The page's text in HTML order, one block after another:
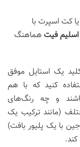
کت اسپرت با
فیت هماهنگ
یک استایل موفق
کنید که با هم
و چه رنگ‌های
(مانند ترکیب یک
با یک پلیور بافت)